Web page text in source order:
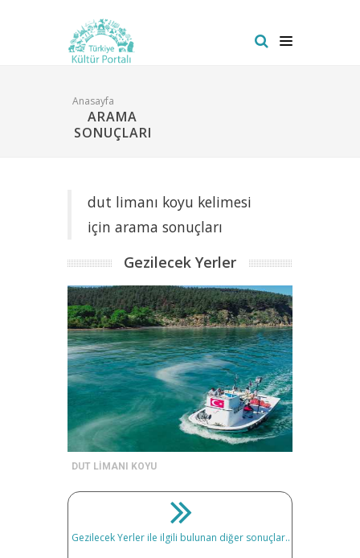
Anasayfa
ARAMA
SONUÇLARI
dut limanı koyu kelimesi
için arama sonuçları
Gezilecek Yerler
DUT LİMANI KOYU
Gezilecek Yerler ile ilgili bulunan diğer sonuçlar..